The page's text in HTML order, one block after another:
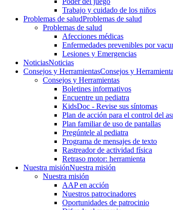
Trabajo y cuidado de los niños
Problemas de saludProblemas de salud
Problemas de salud
Afecciones médicas
Enfermedades prevenibles por
Lesiones y Emergencias
NoticiasNoticias
Consejos y HerramientasConsejos y
Consejos y Herramientas
Boletines informativos
Encuentre un pediatra
KidsDoc - Revise sus síntomas
Plan de acción para el control del
Plan familiar de uso de pantallas
Pregúntele al pediatra
Programa de mensajes de texto
Rastre​​ador de activida​d física
Retraso motor: herramienta
Nuestra misiónNuestra misión
Nuestra misión
AAP en acción
Nuestros patrocinadores
Oportunidades de patrocinio